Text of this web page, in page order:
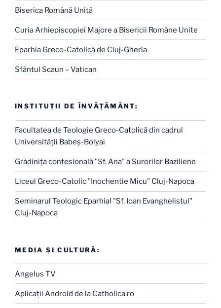
Biserica Română Unită
Curia Arhiepiscopiei Majore a Bisericii Române Unite
Eparhia Greco-Catolică de Cluj-Gherla
Sfântul Scaun – Vatican
INSTITUŢII DE ÎNVĂŢĂMÂNT:
Facultatea de Teologie Greco-Catolică din cadrul
Universităţii Babeş-Bolyai
Grădiniţa confesională "Sf. Ana" a Surorilor Baziliene
Liceul Greco-Catolic "Inochentie Micu" Cluj-Napoca
Seminarul Teologic Eparhial "Sf. Ioan Evanghelistul"
Cluj-Napoca
MEDIA ŞI CULTURĂ:
Angelus TV
Aplicaţii Android de la Catholica.ro